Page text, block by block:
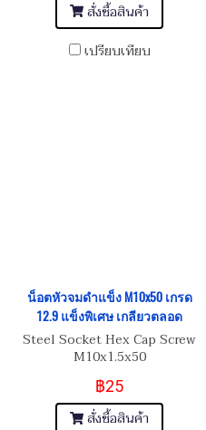
สั่งซื้อสินค้า
เปรียบเทียบ
น็อตหัวจมดำแข็ง M10x50 เกรด
12.9 แข็งพิเศษ เกลียวตลอด
Steel Socket Hex Cap Screw
M10x1.5x50
฿25
สั่งซื้อสินค้า